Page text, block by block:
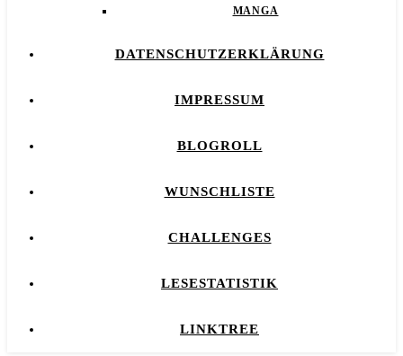
MANGA
DATENSCHUTZERKLÄRUNG
IMPRESSUM
BLOGROLL
WUNSCHLISTE
CHALLENGES
LESESTATISTIK
LINKTREE